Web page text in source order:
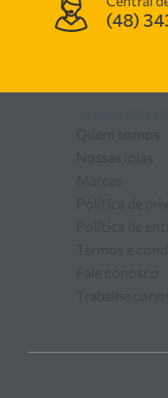
(48)